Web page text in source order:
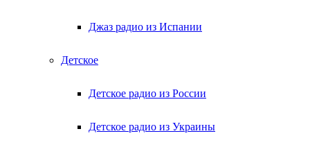
Джаз радио из Испании
Детское
Детское радио из России
Детское радио из Украины